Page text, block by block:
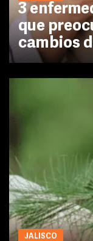
3
que
cambios
JALISCO